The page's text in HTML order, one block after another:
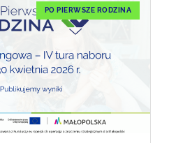
PO PIERWSZE RODZINA